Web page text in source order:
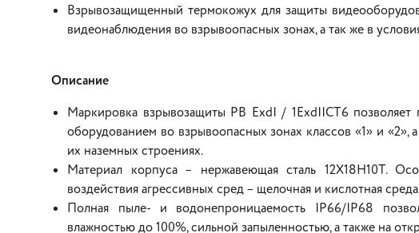
Взрывозащищенный термокожух для защиты
видеонаблюдения во взрывоопасных зонах, а так же в
Описание
Маркировка взрывозащиты РВ ЕхdI / 1ExdIICТ6 позволяет
оборудованием во взрывоопасных зонах классов «1» и «2»,
их наземных строениях.
Материал корпуса – нержавеющая сталь 12Х18Н10Т.
воздействия агрессивных сред – щелочная и кислотная
Полная пыле- и водонепроницаемость IP66/IP68
влажностью до 100%, сильной запыленностью, а также на